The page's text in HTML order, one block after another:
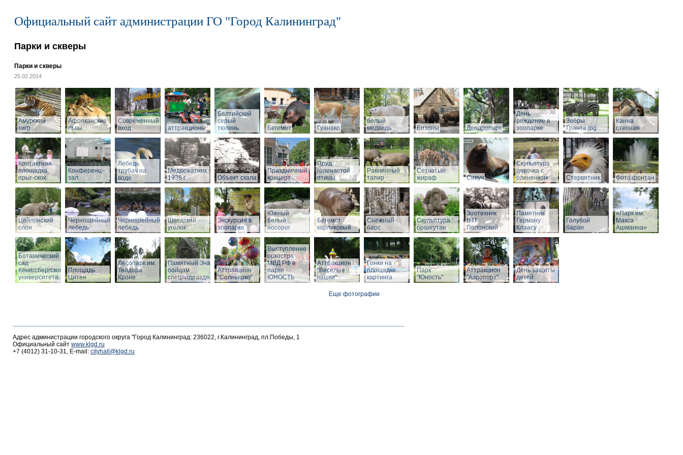
Официальный сайт администрации ГО "Город Калининград"
Парки и скверы
Парки и скверы
25.02.2014
Амурский
тигр
Африканские
львы
Современный
вход
аттракционы
Балтийский
серый
тюлень
Бегемот Гуанако
белый
медведь
Бизоны Дендропарк
День
рождение в
зоопарке
Зебры
Гранта.jpg
Канна
степная
Контактная
площадка
прыг-скок
Конференц-
зал
Лебедь
трубач на
воде
Медвежатник
1936 г
Объект скала
Праздничный
концерт
Пруд
голенастой
птицы
Равнинный
тапир
Сетчатый
жираф
Сивуч
Скульптура
девочка с
олененком
Стервятник Фото фонтан
Цейлонский
слон
Черношейный
лебедь
Черношейный
лебедь
Шведский
уголок
Экскурсия в
зоопарке
Южный
белый
носорог
Бегемот
карликовый
Снежный
барс
Скульптура
орангутан
Зоотехник
В.П.
Полонский
Памятник
Герману
Клаасу
Голубой
баран
«Парк им.
Макса
Ашманна»
Ботанический
сад
Кенигсбергского
университета
Площадь
Цитен
Лесопарк им.
Теодора
Кроне
Памятный Знак
бойцам
спецподразделений
Аттракцион
"Солнышко"
Выступление
оркестра
МВД РФ в
парке
ЮНОСТЬ
Аттракцион
"Веселые
чашки"
Гонки на
площадке
картинга
Парк
"Юность"
Аттракцион
"Аэропорт"
День защиты
детей
Еще фотографии
Адрес администрации городского округа "Город Калининград: 236022, г.Калининград, пл.Победы, 1
Официальный сайт www.klgd.ru
+7 (4012) 31-10-31, E-mail: cityhall@klgd.ru